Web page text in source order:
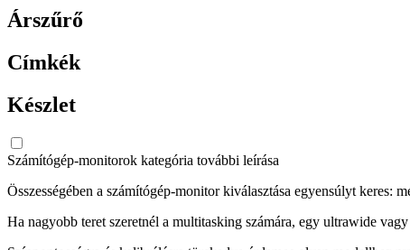
Árszűrő
Címkék
Készlet
Számítógép-monitorok kategória további leírása
Összességében a számítógép-monitor kiválasztása egyensúlyt keres:
Ha nagyobb teret szeretnél a multitasking számára, egy ultrawide